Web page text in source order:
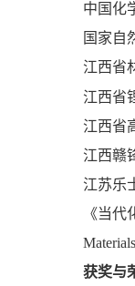
中国
国家
江西
江西
江西
江西
江苏
《当
获奖与